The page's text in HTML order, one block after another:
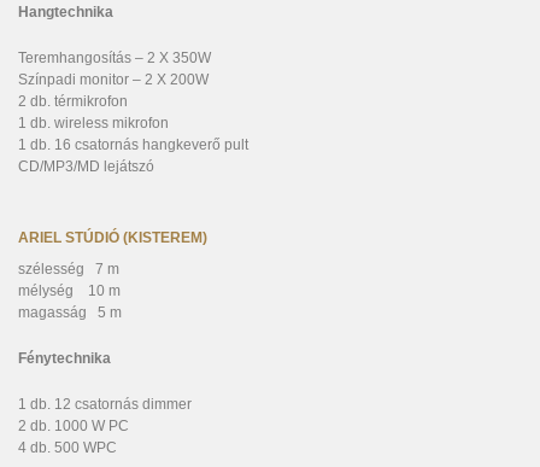
Hangtechnika
Teremhangosítás – 2 X 350W
Színpadi monitor – 2 X 200W
2 db. térmikrofon
1 db. wireless mikrofon
1 db. 16 csatornás hangkeverő pult
CD/MP3/MD lejátszó
ARIEL STÚDIÓ (KISTEREM)
szélesség 7 m
mélység 10 m
magasság 5 m
Fénytechnika
1 db. 12 csatornás dimmer
2 db. 1000 W PC
4 db. 500 WPC